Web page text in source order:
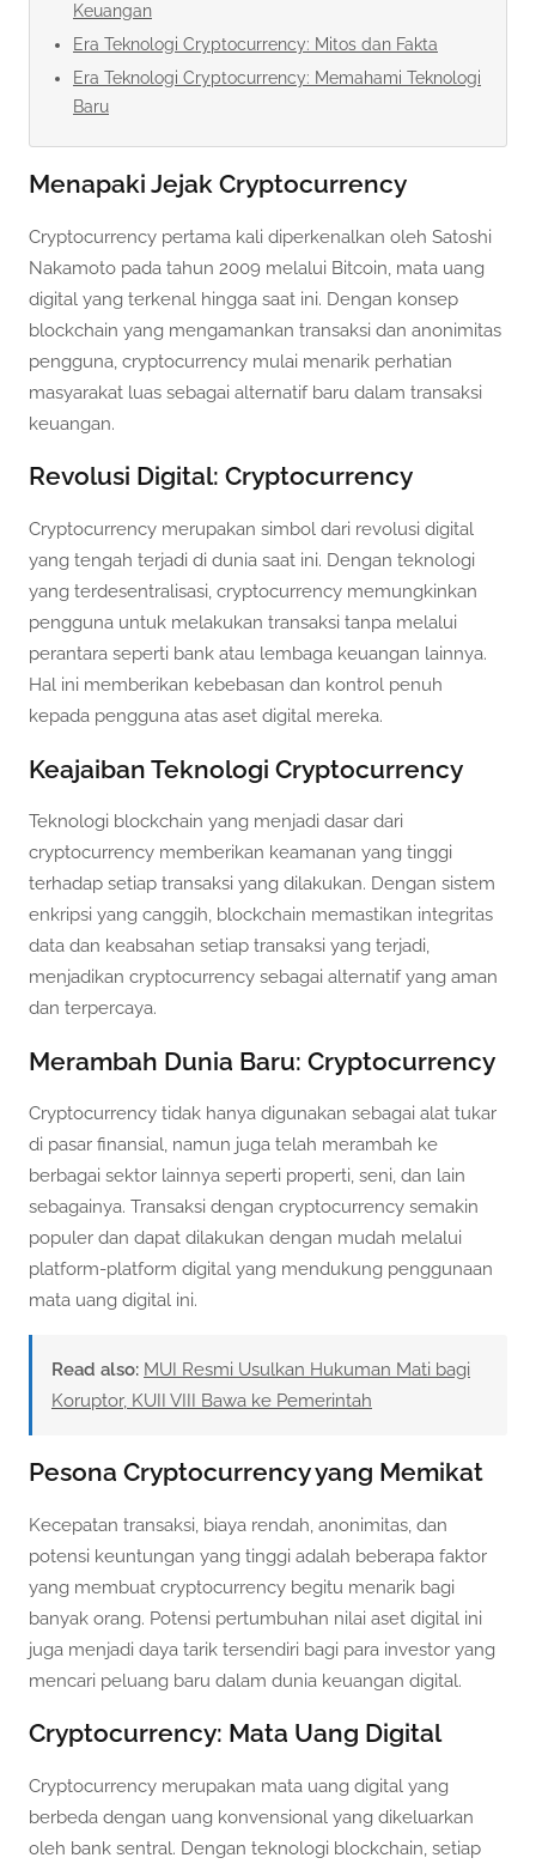
Keuangan
Era Teknologi Cryptocurrency: Mitos dan Fakta
Era Teknologi Cryptocurrency: Memahami Teknologi
Baru
Menapaki Jejak Cryptocurrency
Cryptocurrency pertama kali diperkenalkan oleh Satoshi
Nakamoto pada tahun 2009 melalui Bitcoin, mata uang
digital yang terkenal hingga saat ini. Dengan konsep
blockchain yang mengamankan transaksi dan anonimitas
pengguna, cryptocurrency mulai menarik perhatian
masyarakat luas sebagai alternatif baru dalam transaksi
keuangan.
Revolusi Digital: Cryptocurrency
Cryptocurrency merupakan simbol dari revolusi digital
yang tengah terjadi di dunia saat ini. Dengan teknologi
yang terdesentralisasi, cryptocurrency memungkinkan
pengguna untuk melakukan transaksi tanpa melalui
perantara seperti bank atau lembaga keuangan lainnya.
Hal ini memberikan kebebasan dan kontrol penuh
kepada pengguna atas aset digital mereka.
Keajaiban Teknologi Cryptocurrency
Teknologi blockchain yang menjadi dasar dari
cryptocurrency memberikan keamanan yang tinggi
terhadap setiap transaksi yang dilakukan. Dengan sistem
enkripsi yang canggih, blockchain memastikan integritas
data dan keabsahan setiap transaksi yang terjadi,
menjadikan cryptocurrency sebagai alternatif yang aman
dan terpercaya.
Merambah Dunia Baru: Cryptocurrency
Cryptocurrency tidak hanya digunakan sebagai alat tukar
di pasar finansial, namun juga telah merambah ke
berbagai sektor lainnya seperti properti, seni, dan lain
sebagainya. Transaksi dengan cryptocurrency semakin
populer dan dapat dilakukan dengan mudah melalui
platform-platform digital yang mendukung penggunaan
mata uang digital ini.
Read also: MUI Resmi Usulkan Hukuman Mati bagi
Koruptor, KUII VIII Bawa ke Pemerintah
Pesona Cryptocurrency yang Memikat
Kecepatan transaksi, biaya rendah, anonimitas, dan
potensi keuntungan yang tinggi adalah beberapa faktor
yang membuat cryptocurrency begitu menarik bagi
banyak orang. Potensi pertumbuhan nilai aset digital ini
juga menjadi daya tarik tersendiri bagi para investor yang
mencari peluang baru dalam dunia keuangan digital.
Cryptocurrency: Mata Uang Digital
Cryptocurrency merupakan mata uang digital yang
berbeda dengan uang konvensional yang dikeluarkan
oleh bank sentral. Dengan teknologi blockchain, setiap